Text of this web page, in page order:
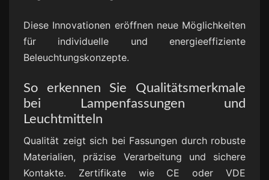
Diese Innovationen eröffnen neue Möglichkeiten
für individuelle und energieeffiziente
Beleuchtungskonzepte.
So erkennen Sie Qualitätsmerkmale
bei Lampenfassungen und
Leuchtmitteln
Qualität zeigt sich bei Fassungen durch robuste
Materialien, präzise Verarbeitung und sichere
Kontakte. Zertifikate wie CE oder VDE